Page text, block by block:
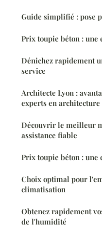
Guide simplifié : pose
Prix toupie béton : une
Dénichez rapidement
service
Architecte Lyon :
experts en
Découvrir le meilleur
assistance fiable
Prix toupie béton : une
Choix optimal pour
climatisation
Obtenez rapidement
de l'humidité